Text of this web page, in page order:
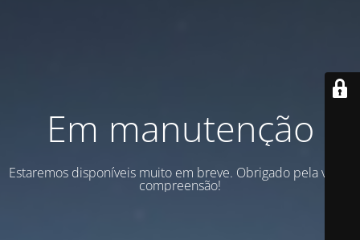
Em manutenção
Estaremos disponíveis muito em breve. Obrigado pela vossa
compreensão!